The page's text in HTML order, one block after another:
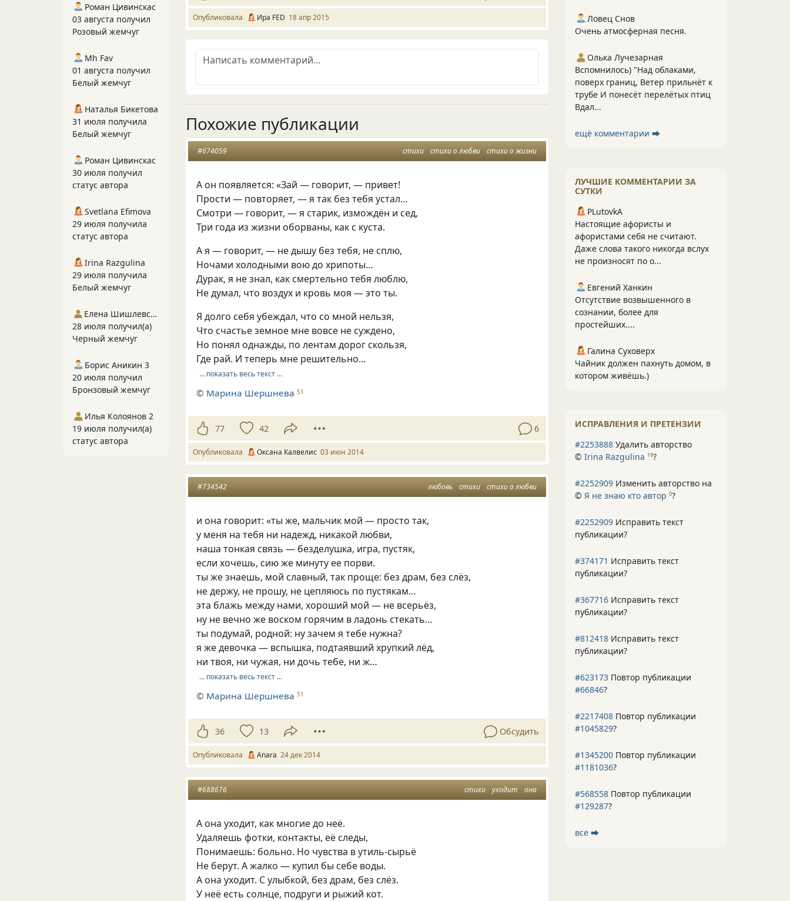
Опубликовала Ира FED 18 апр 2015
Похожие публикации
стихи стихи о любви стихи о жизни
#674059
А он появляется: «Зай — говорит, — привет!
Прости — повторяет, — я так без тебя устал…
Смотри — говорит, — я старик, измождён и сед,
Три года из жизни оборваны, как с куста.
А я — говорит, — не дышу без тебя, не сплю,
Ночами холодными вою до хрипоты…
Дурак, я не знал, как смертельно тебя люблю,
Не думал, что воздух и кровь моя — это ты.
Я долго себя убеждал, что со мной нельзя,
Что счастье земное мне вовсе не суждено,
Но понял однажды, по лентам дорог скользя,
Где рай. И теперь мне решительно…
… показать весь текст …
© Марина Шершнева 51
77 42 6
Опубликовала Оксана Калвелис 03 июн 2014
любовь стихи стихи о любви
#734542
и она говорит: «ты же, мальчик мой — просто так,
у меня на тебя ни надежд, никакой любви,
наша тонкая связь — безделушка, игра, пустяк,
если хочешь, сию же минуту ее порви.
ты же знаешь, мой славный, так проще: без драм, без слёз,
не держу, не прошу, не цепляюсь по пустякам…
эта блажь между нами, хороший мой — не всерьёз,
ну не вечно же воском горячим в ладонь стекать…
ты подумай, родной: ну зачем я тебе нужна?
я же девочка — вспышка, подтаявший хрупкий лёд,
ни твоя, ни чужая, ни дочь тебе, ни ж…
… показать весь текст …
© Марина Шершнева 51
36 13 Обсудить
Опубликовала Anara 24 дек 2014
стихи уходит она
#688676
А она уходит, как многие до неё.
Удаляешь фотки, контакты, её следы,
Понимаешь: больно. Но чувства в утиль-сырьё
Не берут. А жалко — купил бы себе воды.
А она уходит. С улыбкой, без драм, без слёз.
У неё есть солнце, подруги и рыжий кот.
Ловец Снов
Очень атмосферная песня.
Олька Лучезарная
Вспомнилось) "Над облаками,
поверх границ, Ветер прильнёт к
трубе И понесёт перелётых птиц
Вдал...
ещё комментарии ⮕
ЛУЧШИЕ КОММЕНТАРИИ ЗА
СУТКИ
PLutоvkА
Настоящие афористы и
афористами себя не считают.
Даже слова такого никогда вслух
не произносят по о...
Евгений Ханкин
Отсутствие возвышенного в
сознании, более для
простейших....
Галина Суховерх
Чайник должен пахнуть домом, в
котором живёшь.)
ИСПРАВЛЕНИЯ И ПРЕТЕНЗИИ
#2253888 Удалить авторство
© Irina Razgulina 19?
#2252909 Изменить авторство на
© Я не знаю кто автор 0?
#2252909 Исправить текст
публикации?
#374171 Исправить текст
публикации?
#367716 Исправить текст
публикации?
#812418 Исправить текст
публикации?
#623173 Повтор публикации
#66846?
#2217408 Повтор публикации
#1045829?
#1345200 Повтор публикации
#1181036?
#568558 Повтор публикации
#129287?
все ⮕
Роман Цивинскас
03 августа получил
Розовый жемчуг
Mh Fav
01 августа получил
Белый жемчуг
Наталья Бикетова
31 июля получила
Белый жемчуг
Роман Цивинскас
30 июля получил
статус автора
Svetlana Efimova
29 июля получила
статус автора
Irina Razgulina
29 июля получила
Белый жемчуг
Елена Шишлевская
28 июля получил(а)
Черный жемчуг
Борис Аникин 3
20 июля получил
Бронзовый жемчуг
Илья Колоянов 2
19 июля получил(а)
статус автора